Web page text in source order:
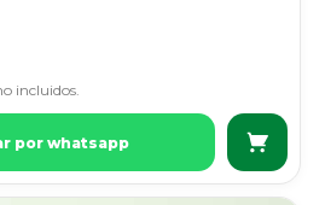
incluidos.
por whatsapp